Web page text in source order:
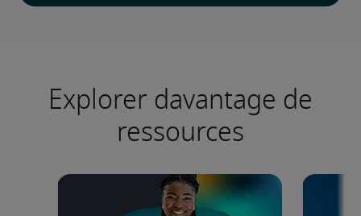
Explorer davantage de
ressources